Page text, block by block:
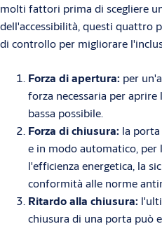
molti fattori prima di scegliere
dell'accessibilità, questi quattro
di controllo per migliorare
Forza di apertura: per
forza necessaria per aprire
bassa possibile.
Forza di chiusura: la
e in modo automatico,
l'efficienza energetica, la
conformità alle norme
Ritardo alla chiusura:
chiusura di una porta può